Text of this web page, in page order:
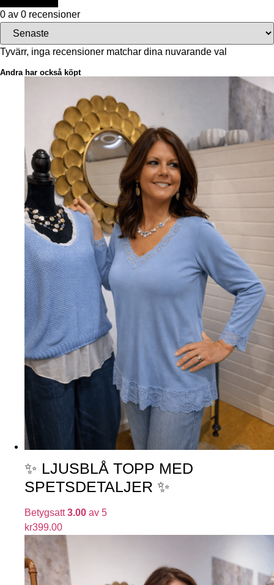
0 av 0 recensioner
Tyvärr, inga recensioner matchar dina nuvarande val
Andra har också köpt
✨ LJUSBLÅ TOPP MED
SPETSDETALJER ✨
Betygsatt3.00 av 5
kr399.00